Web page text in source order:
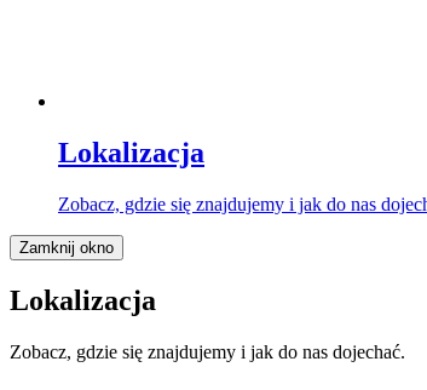
Lokalizacja
Zobacz, gdzie się znajdujemy i jak do nas
Zamknij okno
Lokalizacja
Zobacz, gdzie się znajdujemy i jak do nas dojechać.